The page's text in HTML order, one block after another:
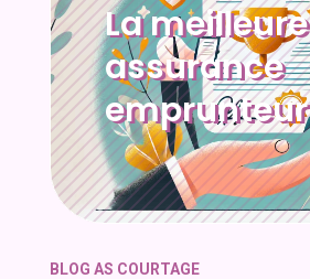
La meilleure
assurance
emprunteur
BLOG AS COURTAGE